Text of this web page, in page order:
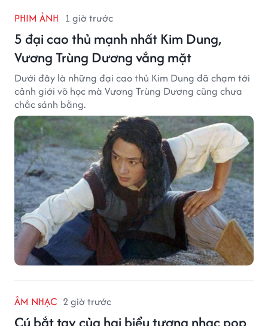
PHIM ẢNH 1 giờ trước
5 đại cao thủ mạnh nhất Kim Dung,
Vương Trùng Dương vắng mặt
Dưới đây là những đại cao thủ Kim Dung đã chạm tới
cảnh giới võ học mà Vương Trùng Dương cũng chưa
chắc sánh bằng.
ÂM NHẠC 2 giờ trước
Cú bắt tay của hai biểu tượng nhạc pop